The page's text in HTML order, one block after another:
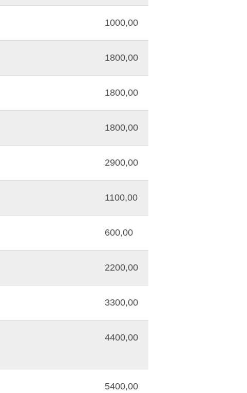
1000,00
1800,00
1800,00
1800,00
2900,00
1100,00
600,00
2200,00
3300,00
4400,00
5400,00